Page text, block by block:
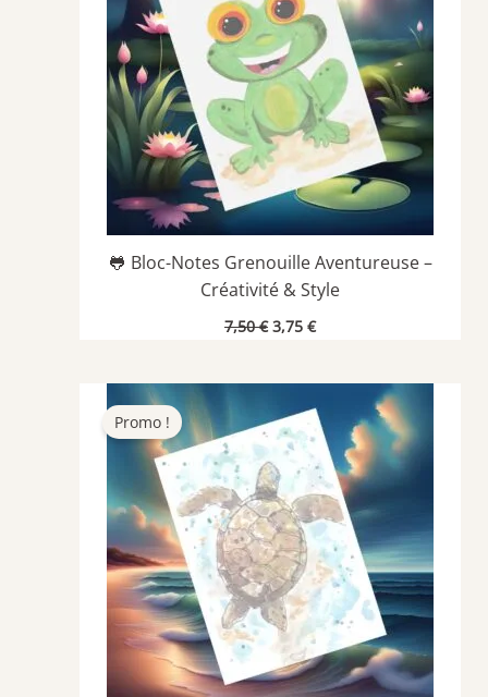
🐸 Bloc-Notes Grenouille Aventureuse –
Créativité & Style
7,50€ Le
prix
était :
3,75 €Le
est :
Promo !